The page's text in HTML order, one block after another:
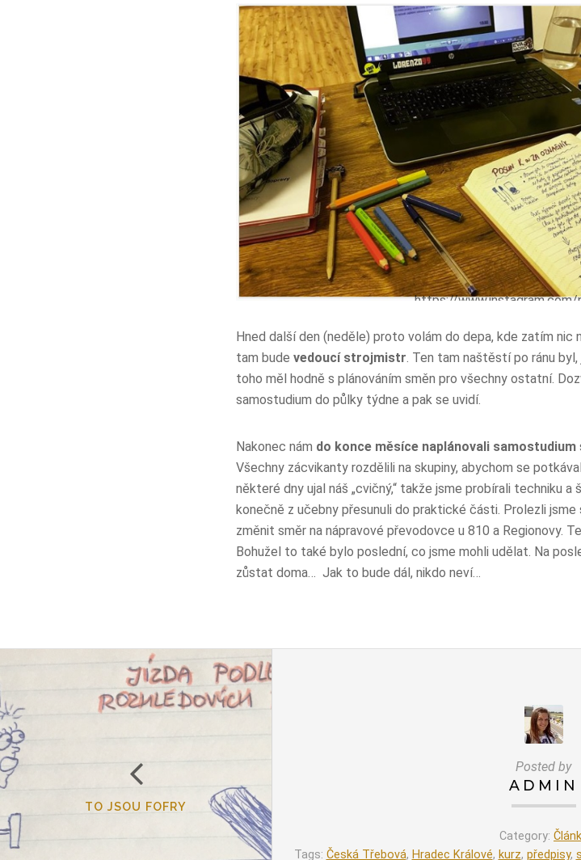
https://
Hned další den (neděle) proto volám do depa, kde zatím
tam bude vedoucí strojmistr. Ten tam naštěstí po ránu
toho měl hodně s plánováním směn pro všechny ostatní.
samostudium do půlky týdne a pak se uvidí.
Nakonec nám do konce měsíce naplánovali samostudium
Všechny zácvikanty rozdělili na skupiny, abychom se
některé dny ujal náš „cvičný,“ takže jsme probírali techniku
konečně z učebny přesunuli do praktické části. Prolezli jsme
změnit směr na nápravové převodovce u 810 a Regionovy.
Bohužel to také bylo poslední, co jsme mohli udělat. Na
zůstat doma… Jak to bude dál, nikdo neví…
TO JSOU FOFRY
Posted by
ADMIN
Category:
Tags: Česká Třebová, Hradec Králové, kurz, předpisy,